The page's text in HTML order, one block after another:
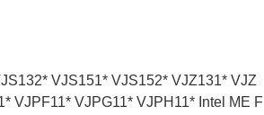
VJS151* VJS152* VJZ131* VJZ
VJPF11* VJPG11* VJPH11* Intel ME F